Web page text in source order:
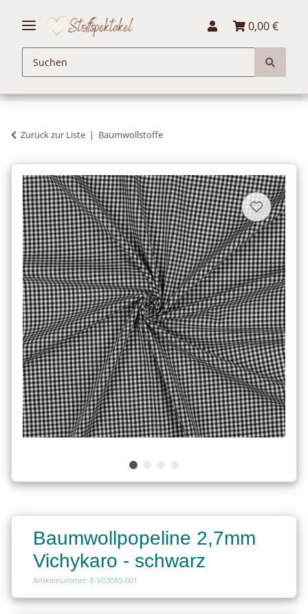
0,00 €
Zurück zur Liste Baumwollstoffe
Baumwollpopeline 2,7mm
Vichykaro - schwarz
Artikelnummer: E-V03085-001